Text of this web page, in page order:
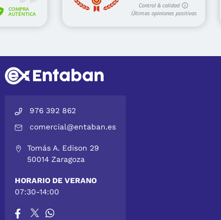
976 392 862
comercial@entaban.es
Tomás A. Edison 29
50014 Zaragoza
HORARIO DE VERANO
07:30-14:00